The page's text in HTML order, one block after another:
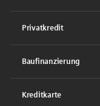
Privatkredit
Baufinanzierung
Kreditkarte